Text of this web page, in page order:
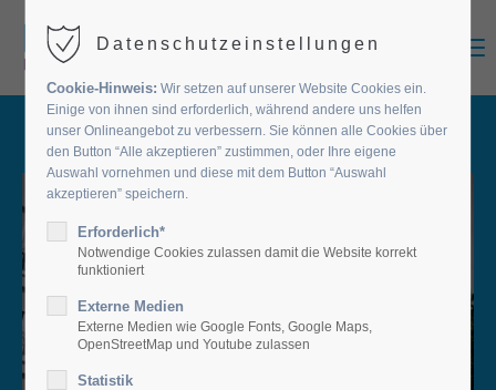
MENU
Datenschutzeinstellungen
Cookie-Hinweis: Wir setzen auf unserer Website Cookies ein.
Einige von ihnen sind erforderlich, während andere uns helfen
unser Onlineangebot zu verbessern. Sie können alle Cookies über
den Button “Alle akzeptieren” zustimmen, oder Ihre eigene
Auswahl vornehmen und diese mit dem Button “Auswahl
akzeptieren” speichern.
Erforderlich*
Notwendige Cookies zulassen damit die Website korrekt
funktioniert
Externe Medien
Externe Medien wie Google Fonts, Google Maps,
OpenStreetMap und Youtube zulassen
Statistik